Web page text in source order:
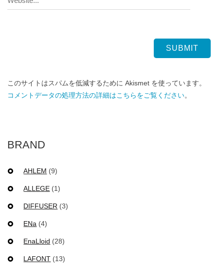
このサイトはスパムを低減するために Akismet を使っています。
コメントデータの処理方法の詳細はこちらをご覧ください。
BRAND
AHLEM (9)
ALLEGE (1)
DIFFUSER (3)
ENa (4)
EnaLloid (28)
LAFONT (13)